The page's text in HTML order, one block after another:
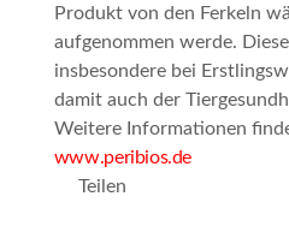
Produkt von den Ferkeln
aufgenommen werde.
insbesondere bei
damit auch der
Weitere Informationen
www.peribios.de
Teilen